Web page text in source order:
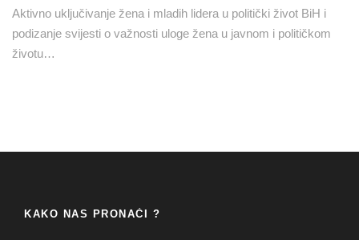
Aktivno uključivanje žena i mladih lidera u politički život BiH i
podizanje svijesti o važnosti uloge žena u javnom i političkom
životu…
KAKO NAS PRONAĆI ?